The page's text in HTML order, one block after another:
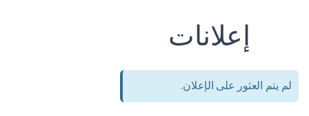
إعلانات
لم يتم العثور على الإعلان.